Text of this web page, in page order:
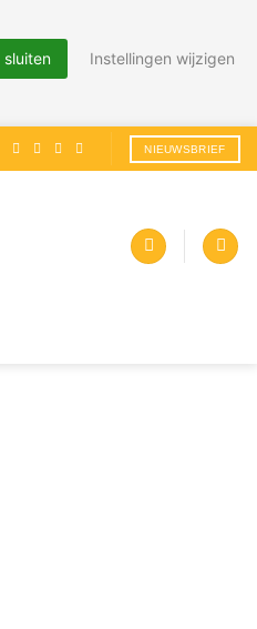
NIEUWSBRIEF
sluiten Instellingen wijzigen